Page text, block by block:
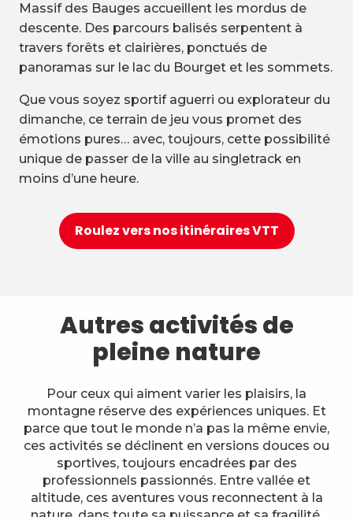
Massif des Bauges accueillent les mordus de
descente. Des parcours balisés serpentent à
travers forêts et clairières, ponctués de
panoramas sur le lac du Bourget et les sommets.
Que vous soyez sportif aguerri ou explorateur du
dimanche, ce terrain de jeu vous promet des
émotions pures… avec, toujours, cette possibilité
unique de passer de la ville au singletrack en
moins d’une heure.
Roulez vers nos itinéraires VTT
Autres activités de
pleine nature
Pour ceux qui aiment varier les plaisirs, la
montagne réserve des expériences uniques. Et
parce que tout le monde n’a pas la même envie,
ces activités se déclinent en versions douces ou
sportives, toujours encadrées par des
professionnels passionnés. Entre vallée et
altitude, ces aventures vous reconnectent à la